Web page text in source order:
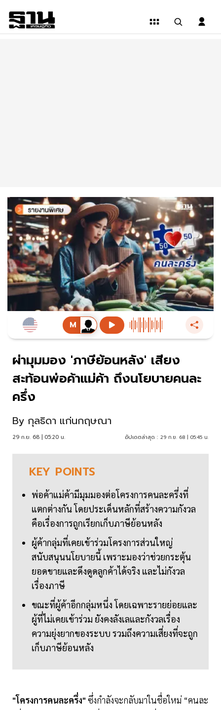
ผ่ามุมมอง 'ภาษีย้อนหลัง' เสียง
สะท้อนพ่อค้าแม่ค้า ถึงนโยบายคนละ
ครึ่ง
By กุลธิดา แก่นกฤษณา
29 ก.ย. 68 | 05:20 น. อัปเดตล่าสุด : 29 ก.ย. 68 | 05:45 น.
KEY POINTS
พ่อค้าแม่ค้ามีมุมมองต่อโครงการคนละครึ่งที่
แตกต่างกัน โดยประเด็นหลักที่สร้างความกังวล
คือเรื่องการถูกเรียกเก็บภาษีย้อนหลัง
ผู้ค้ากลุ่มที่เคยเข้าร่วมโครงการส่วนใหญ่
สนับสนุนนโยบายนี้ เพราะมองว่าช่วยกระตุ้น
ยอดขายและดึงดูดลูกค้าได้จริง และไม่กังวล
เรื่องภาษี
ขณะที่ผู้ค้าอีกกลุ่มหนึ่ง โดยเฉพาะรายย่อยและ
ผู้ที่ไม่เคยเข้าร่วม ยังคงลังเลและกังวลเรื่อง
ความยุ่งยากของระบบ รวมถึงความเสี่ยงที่จะถูก
เก็บภาษีย้อนหลัง
"โครงการคนละครึ่ง" ซึ่งกำลังจะกลับมาในชื่อใหม่ “คนละ